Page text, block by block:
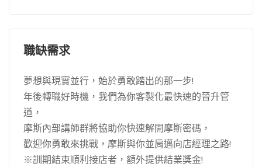
職缺需求
夢想與現實並行，始於勇敢踏出的那一步!
年後轉職好時機，我們為你客製化最快速的晉升管
道，
摩斯內部講師群將協助你快速解開摩斯密碼，
歡迎你勇敢來挑戰，摩斯與你並肩邁向店經理之路!
※訓期結束順利接店者，額外提供結業獎金!